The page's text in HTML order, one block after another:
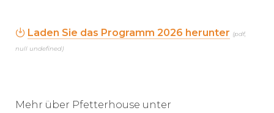
Laden Sie das Programm 2026 herunter (pdf,
null undefined)
Mehr über Pfetterhouse unter